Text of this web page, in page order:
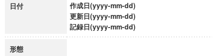
日付
作成日(yyyy-mm-dd)
更新日(yyyy-mm-dd)
記録日(yyyy-mm-dd)
形態